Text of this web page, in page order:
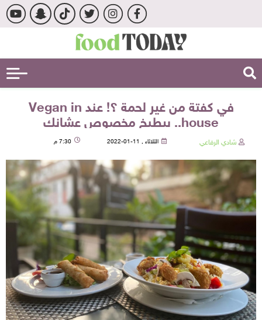
في كفتة من غير لحمة ؟! عند Vegan in
house.. بيطبخ مخصوص عشانك
شادي الرفاعي الثلاثاء , 11-01-2022 7:30 م